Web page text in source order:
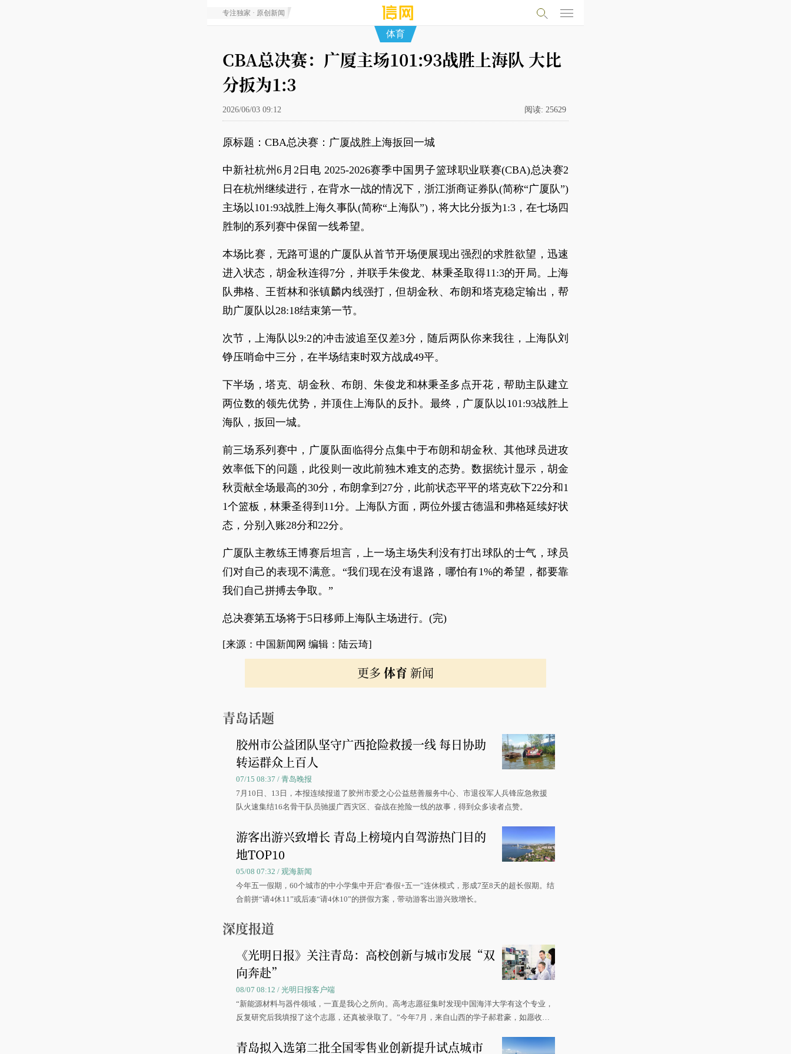
专注独家 · 原创新闻
体育
CBA总决赛：广厦主场101:93战胜上海队 大比
分扳为1:3
2026/06/03 09:12 阅读: 25629
原标题：CBA总决赛：广厦战胜上海扳回一城
中新社杭州6月2日电 2025-2026赛季中国男子篮球职业联赛(CBA)总决赛2
日在杭州继续进行，在背水一战的情况下，浙江浙商证券队(简称“广厦队”)
主场以101:93战胜上海久事队(简称“上海队”)，将大比分扳为1:3，在七场四
胜制的系列赛中保留一线希望。
本场比赛，无路可退的广厦队从首节开场便展现出强烈的求胜欲望，迅速
进入状态，胡金秋连得7分，并联手朱俊龙、林秉圣取得11:3的开局。上海
队弗格、王哲林和张镇麟内线强打，但胡金秋、布朗和塔克稳定输出，帮
助广厦队以28:18结束第一节。
次节，上海队以9:2的冲击波追至仅差3分，随后两队你来我往，上海队刘
铮压哨命中三分，在半场结束时双方战成49平。
下半场，塔克、胡金秋、布朗、朱俊龙和林秉圣多点开花，帮助主队建立
两位数的领先优势，并顶住上海队的反扑。最终，广厦队以101:93战胜上
海队，扳回一城。
前三场系列赛中，广厦队面临得分点集中于布朗和胡金秋、其他球员进攻
效率低下的问题，此役则一改此前独木难支的态势。数据统计显示，胡金
秋贡献全场最高的30分，布朗拿到27分，此前状态平平的塔克砍下22分和1
1个篮板，林秉圣得到11分。上海队方面，两位外援古德温和弗格延续好状
态，分别入账28分和22分。
广厦队主教练王博赛后坦言，上一场主场失利没有打出球队的士气，球员
们对自己的表现不满意。“我们现在没有退路，哪怕有1%的希望，都要靠
我们自己拼搏去争取。”
总决赛第五场将于5日移师上海队主场进行。(完)
[来源：中国新闻网 编辑：陆云琦]
更多 体育 新闻
青岛话题
胶州市公益团队坚守广西抢险救援一线 每日协助
转运群众上百人
07/15 08:37 / 青岛晚报
7月10日、13日，本报连续报道了胶州市爱之心公益慈善服务中心、市退役军人兵锋应急救援
队火速集结16名骨干队员驰援广西灾区、奋战在抢险一线的故事，得到众多读者点赞。
游客出游兴致增长 青岛上榜境内自驾游热门目的
地TOP10
05/08 07:32 / 观海新闻
今年五一假期，60个城市的中小学集中开启“春假+五一”连休模式，形成7至8天的超长假期。结
合前拼“请4休11”或后凑“请4休10”的拼假方案，带动游客出游兴致增长。
深度报道
《光明日报》关注青岛：高校创新与城市发展“双
向奔赴”
08/07 08:12 / 光明日报客户端
“新能源材料与器件领域，一直是我心之所向。高考志愿征集时发现中国海洋大学有这个专业，
反复研究后我填报了这个志愿，还真被录取了。”今年7月，来自山西的学子郝君豪，如愿收到
青岛拟入选第二批全国零售业创新提升试点城市